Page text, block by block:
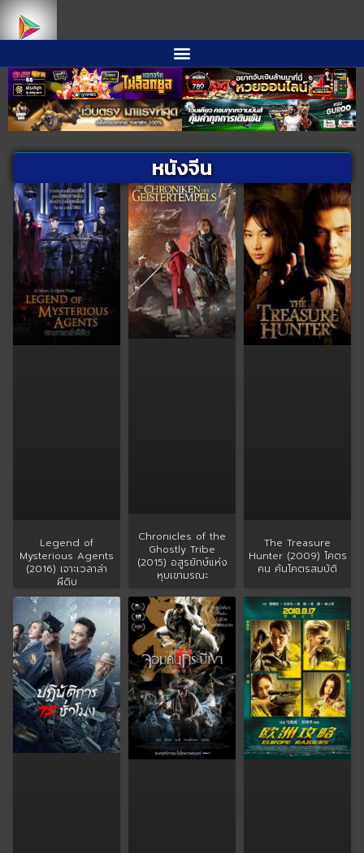
หนังจีน
Legend of
Mysterious Agents
(2016) เจาะเวลาล่า
ผีดิบ
Chronicles of the
Ghostly Tribe
(2015) อสูรยักษ์แห่ง
หุบเขามรณะ
The Treasure
Hunter (2009) โคตร
คน ค้นโคตรสมบัติ